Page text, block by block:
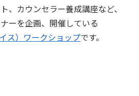
、カウンセラー養成講座など、
ーを企画、開催している
ス）ワークショップです。